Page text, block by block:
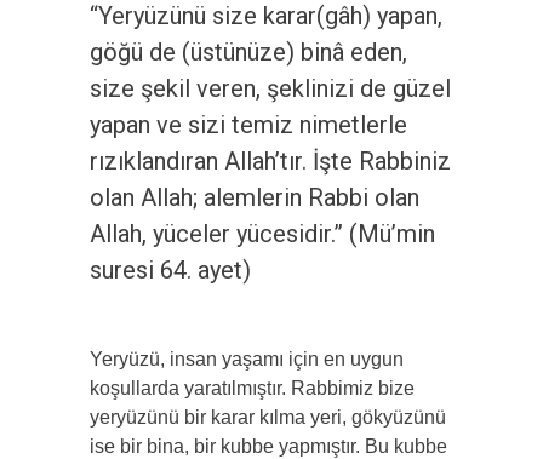
“Yeryüzünü size karar(gâh) yapan,
göğü de (üstünüze) binâ eden,
size şekil veren, şeklinizi de güzel
yapan ve sizi temiz nimetlerle
rızıklandıran Allah’tır. İşte Rabbiniz
olan Allah; alemlerin Rabbi olan
Allah, yüceler yücesidir.” (Mü’min
suresi 64. ayet)
Yeryüzü, insan yaşamı için en uygun
koşullarda yaratılmıştır. Rabbimiz bize
yeryüzünü bir karar kılma yeri, gökyüzünü
ise bir bina, bir kubbe yapmıştır. Bu kubbe